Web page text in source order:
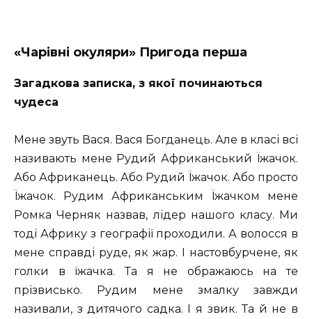
«Чарівні окуляри» Пригода перша
Загадкова записка, з якої починаються
чудеса
Мене звуть Вася. Вася Богданець. Але в класі всі
називають мене Рудий Африканський Їжачок.
Або Африканець. Або Рудий Їжачок. Або просто
Їжачок. Рудим Африканським Їжачком мене
Ромка Черняк назвав, лідер нашого класу. Ми
тоді Африку з географії проходили. А волосся в
мене справді руде, як жар. І настовбурчене, як
голки в їжачка. Та я не ображаюсь на те
прізвисько. Рудим мене змалку завжди
називали, з дитячого садка. І я звик. Та й не в